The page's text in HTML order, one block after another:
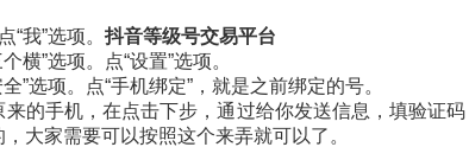
“我”选项。 抖音等级号交易平台
横”选项。点“设置”选项。
”选项。点“手机绑定”，就是之前绑定的号。
的手机，在点击下步，通过给你发送信息，填验证
大家需要可以按照这个来弄就可以了。